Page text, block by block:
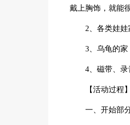
戴上胸饰，就能
2、各类娃
3、乌龟的家
4、磁带、录
【活动过程】
一、开始部